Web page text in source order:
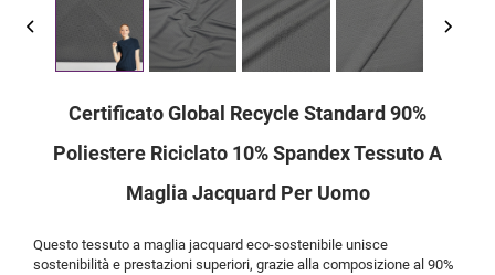
Certificato Global Recycle Standard 90%
Poliestere Riciclato 10% Spandex Tessuto A
Maglia Jacquard Per Uomo
Questo tessuto a maglia jacquard eco-sostenibile unisce
sostenibilità e prestazioni superiori, grazie alla composizione al 90%